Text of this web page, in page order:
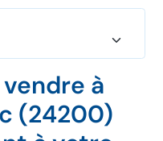
à
(24200)